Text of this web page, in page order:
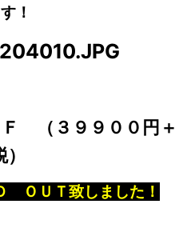
！
（３９９００円＋
ＯＵＴ致しました！